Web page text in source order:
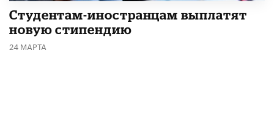
Студентам-иностранцам выплатят
новую стипендию
24 МАРТА